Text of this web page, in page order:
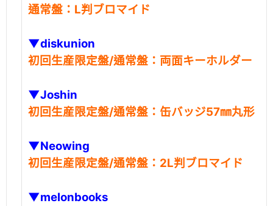
通常盤：L判ブロマイド
▼diskunion
初回生産限定盤/通常盤：両面キーホルダー
▼Joshin
初回生産限定盤/通常盤：缶バッジ57㎜丸形
▼Neowing
初回生産限定盤/通常盤：2L判ブロマイド
▼melonbooks